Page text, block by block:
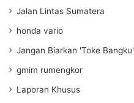
Jalan Lintas Sumatera
honda vario
Jangan Biarkan 'Toke Bangku'
gmim rumengkor
Laporan Khusus